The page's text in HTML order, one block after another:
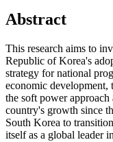
Abstract
This research aims to
Republic of Korea's
strategy for national
economic development,
the soft power
country's growth since
South Korea to
itself as a global leader